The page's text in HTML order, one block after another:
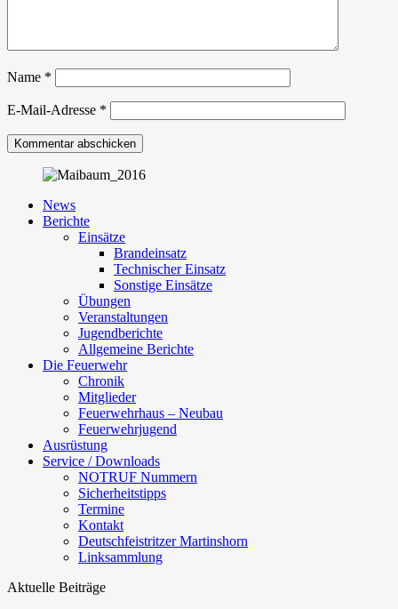
Name *
E-Mail-Adresse *
News
Berichte
Einsätze
Brandeinsatz
Technischer Einsatz
Sonstige Einsätze
Übungen
Veranstaltungen
Jugendberichte
Allgemeine Berichte
Die Feuerwehr
Chronik
Mitglieder
Feuerwehrhaus – Neubau
Feuerwehrjugend
Ausrüstung
Service / Downloads
NOTRUF Nummern
Sicherheitstipps
Termine
Kontakt
Deutschfeistritzer Martinshorn
Linksammlung
Aktuelle Beiträge